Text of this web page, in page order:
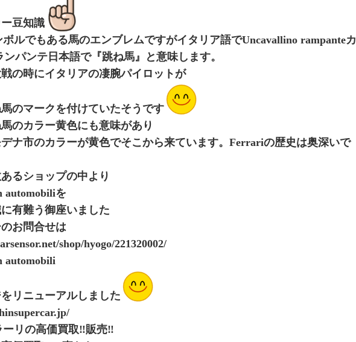
豆知識
ルでもある馬のエンブレムですがイタリア語でUncavallino rampanteカ
ンパンテ日本語で『跳ね馬』と意味します。
の時にイタリアの凄腕パイロットが
のマークを付けていたそうです
のカラー黄色にも意味があり
ナ市のカラーが黄色でそこから来ています。Ferrariの歴史は奥深いで
るショップの中より
automobiliを
有難う御座いました‍
お問合せは
shop/hyogo/221320002/
automobili
リニューアルしました
リの高価買取‼販売‼️️